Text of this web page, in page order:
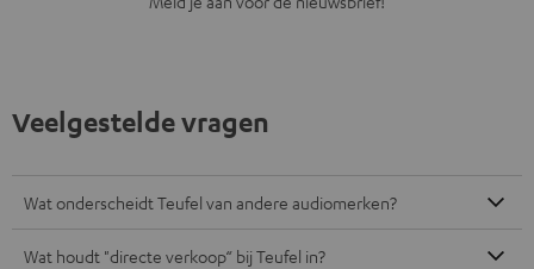
Veelgestelde vragen
Wat onderscheidt Teufel van andere audiomerken?
Wat houdt "directe verkoop“ bij Teufel in?